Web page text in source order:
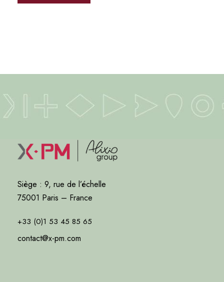
Siège : 9, rue de l’échelle
75001 Paris – France
+33 (0)1 53 45 85 65
contact@x-pm.com